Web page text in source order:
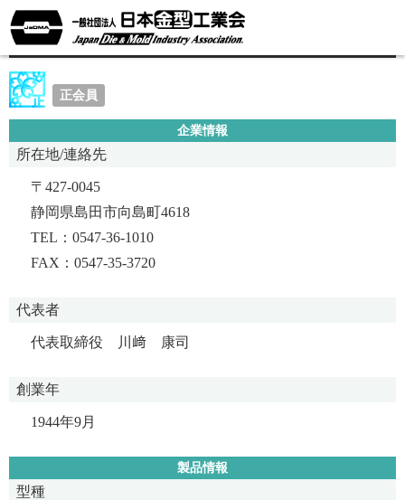
川﨑機械製造株式会社
正会員
企業情報
所在地/連絡先
〒427-0045
静岡県島田市向島町4618
TEL：0547-36-1010
FAX：0547-35-3720
代表者
代表取締役 川﨑 康司
創業年
1944年9月
製品情報
型種